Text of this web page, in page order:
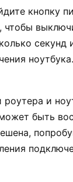
кнопку
чтобы
секунд
ноутбука.
роутера и
быть